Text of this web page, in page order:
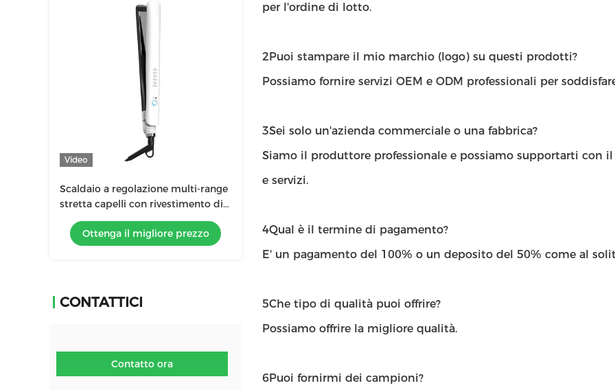
Video
Scaldaio a regolazione multi-range
stretta capelli con rivestimento di
glasso ceramico per salotto
Ottenga il migliore prezzo
CONTATTICI
Contatto ora
per l'ordine di lotto.
2Puoi stampare il mio marchio (logo) su questi prodotti?
Possiamo fornire servizi OEM e ODM professionali per
3Sei solo un'azienda commerciale o una fabbrica?
Siamo il produttore professionale e possiamo supportarti con
e servizi.
4Qual è il termine di pagamento?
E' un pagamento del 100% o un deposito del 50% come al
5Che tipo di qualità puoi offrire?
Possiamo offrire la migliore qualità.
6Puoi fornirmi dei campioni?